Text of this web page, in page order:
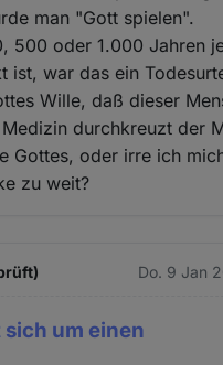
man "Gott spielen".
500 oder 1.000 Jahren
ist, war das ein
Wille, daß dieser
durchkreuzt der
Gottes, oder irre ich
zu weit?
Do. 9 Jan
um einen